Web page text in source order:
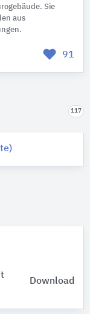
Sie
aus
91
117
Download